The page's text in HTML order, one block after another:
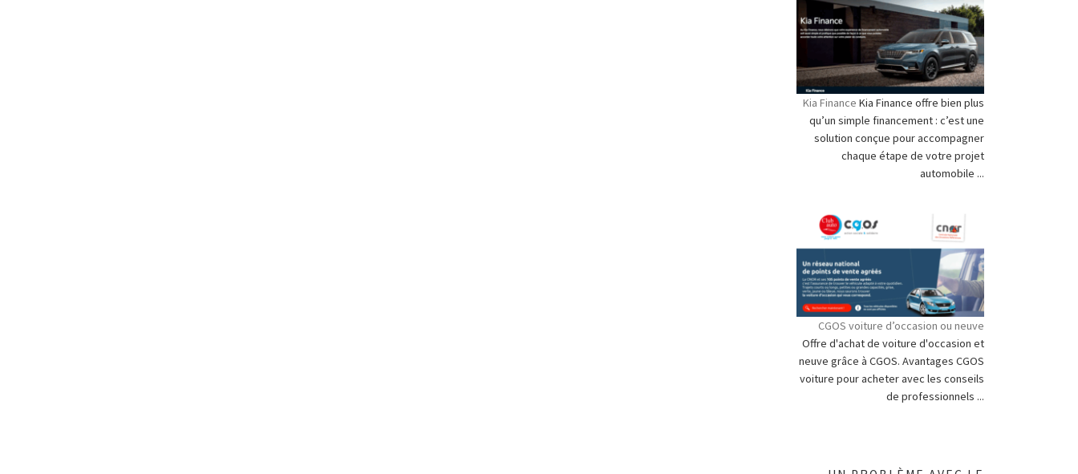
Kia Finance Kia Finance offre bien plus
qu’un simple financement : c’est une
solution conçue pour accompagner
chaque étape de votre projet
automobile ...
CGOS voiture d’occasion ou neuve
Offre d'achat de voiture d'occasion et
neuve grâce à CGOS. Avantages CGOS
voiture pour acheter avec les conseils
de professionnels ...